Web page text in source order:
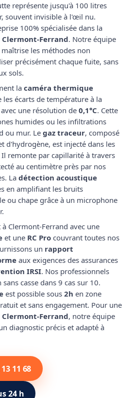
représente jusqu'à 100 litres
souvent invisible à l'œil nu.
100% spécialisée dans la
Ferrand. Notre équipe
les méthodes non
précisément chaque fuite, sans
sols.
la caméra thermique
écarts de température à la
une résolution de 0,1°C. Cette
humides ou les infiltrations
ou mur. Le gaz traceur, composé
d'hydrogène, est injecté dans les
remonte par capillarité à travers
au centimètre près par nos
La détection acoustique
en amplifiant les bruits
ou chape grâce à un microphone
Clermont-Ferrand avec une
et une RC Pro couvrant toutes nos
un rapport
aux exigences des assurances
IRSI. Nos professionnels
casse dans 9 cas sur 10.
est possible sous 2h en zone
et sans engagement. Pour une
Ferrand, notre équipe
diagnostic précis et adapté à
11 68
24 h